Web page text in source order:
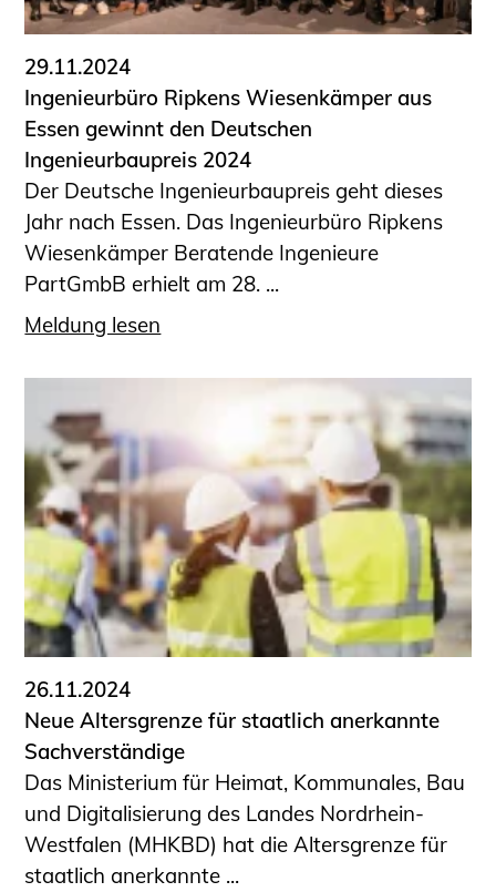
29.11.2024
Ingenieurbüro Ripkens Wiesenkämper aus
Essen gewinnt den Deutschen
Ingenieurbaupreis 2024
Der Deutsche Ingenieurbaupreis geht dieses
Jahr nach Essen. Das Ingenieurbüro Ripkens
Wiesenkämper Beratende Ingenieure
PartGmbB erhielt am 28. ...
Meldung lesen
26.11.2024
Neue Altersgrenze für staatlich anerkannte
Sachverständige
Das Ministerium für Heimat, Kommunales, Bau
und Digitalisierung des Landes Nordrhein-
Westfalen (MHKBD) hat die Altersgrenze für
staatlich anerkannte ...